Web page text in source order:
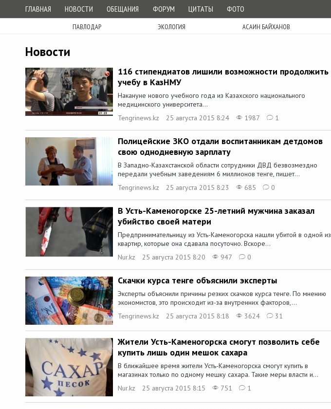
ГЛАВНАЯ НОВОСТИ ОБЕЩАНИЯ ФОРУМ ЦИТАТЫ ФОТО
ПАВЛОДАР ЭКОЛОГИЯ АСАИН БАЙХАНОВ
Новости
116 стипендиатов лишили возможности продолжить
учебу в КазНМУ
Накануне нового учебного года из Казахского национального
медицинского университета...
Tengrinews.kz
25 августа 2015 8:24 1987 1
Полицейские ЗКО отдали воспитанникам детдомов
свою однодневную зарплату
В Западно-Казахстанской области сотрудники ДВД безвозмездно
передали учебным заведениям 6 миллионов тенге, пишет...
Tengrinews.kz
25 августа 2015 8:23 685 0
В Усть-Каменогорске 25-летний мужчина заказал
убийство своей матери
Предпринимательницу из Усть-Каменогорска нашли убитой в одной из
квартир, которые она сдавала посуточно. Вскоре...
Nur.kz
25 августа 2015 8:20 947 0
Скачки курса тенге объяснили эксперты
Эксперты объяснили причины резких скачков курса тенге. По мнению
экономистов, это происходит из-за внутренних факторов,...
Tengrinews.kz
25 августа 2015 8:18 3624 31
Жители Усть-Каменогорска смогут позволить себе
купить лишь один мешок сахара
В ближайшее время жители Усть-Каменогорска смогут купить в
магазинах только по одному мешку сахара. Такие меры власти и...
Nur.kz
25 августа 2015 8:15 751 1